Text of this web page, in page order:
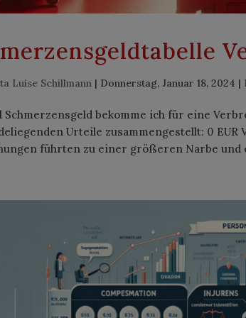
Luise Schillmann | Donnerstag, Januar 18, 2024 |
Schmerzensgeld bekomme ich für eine
Urteile zusammengestellt: 0
führten zu einer größeren Narbe und